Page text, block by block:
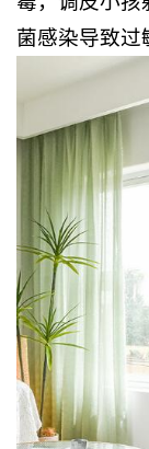
菌感染导致过